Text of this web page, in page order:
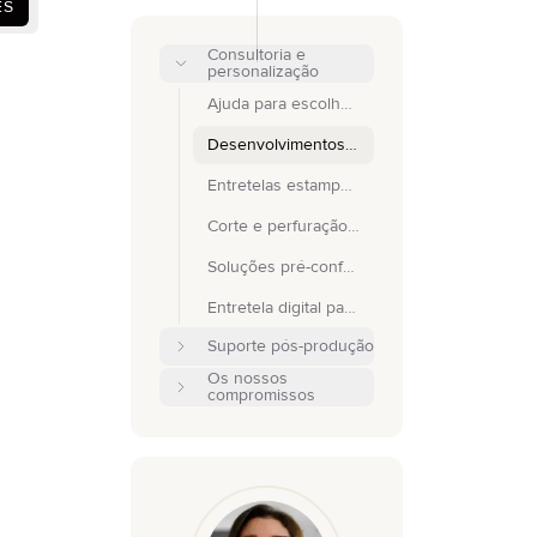
Consultoria e
personalização
Ajuda para escolher a entretela certa
Desenvolvimentos personalizados
Entretelas estampadas
Corte e perfuração personalizados para entretelas
Soluções pré-confeccionadas para casacos de fato
Entretela digital para software de design de moda 3D
Suporte pós-produção
Os nossos
compromissos